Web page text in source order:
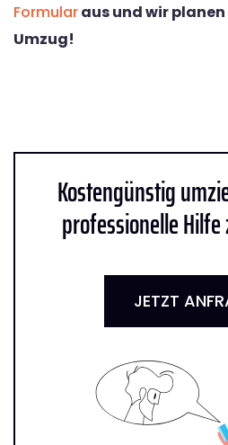
Formularaus und wir
Umzug!
Kostengünstig
professionelle
JETZT